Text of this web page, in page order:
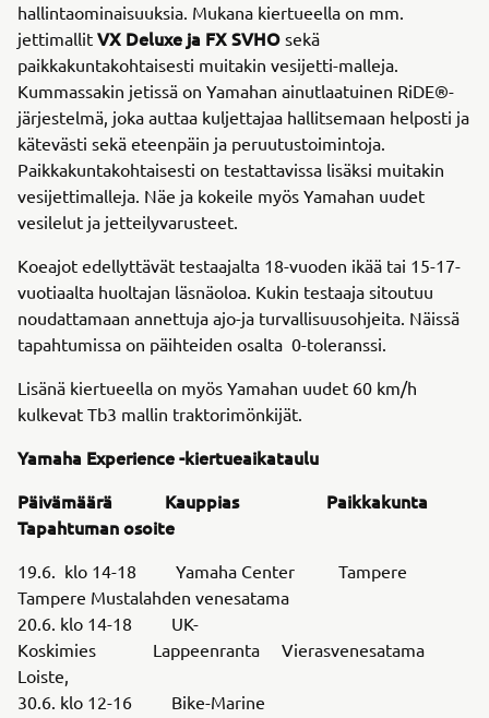
hallintaominaisuuksia. Mukana kiertueella on mm.
jettimallit VX Deluxe ja FX SVHO sekä
paikkakuntakohtaisesti muitakin vesijetti-malleja.
Kummassakin jetissä on Yamahan ainutlaatuinen RiDE®-
järjestelmä, joka auttaa kuljettajaa hallitsemaan helposti ja
kätevästi sekä eteenpäin ja peruutustoimintoja.
Paikkakuntakohtaisesti on testattavissa lisäksi muitakin
vesijettimalleja. Näe ja kokeile myös Yamahan uudet
vesilelut ja jetteilyvarusteet.
Koeajot edellyttävät testaajalta 18-vuoden ikää tai 15-17-
vuotiaalta huoltajan läsnäoloa. Kukin testaaja sitoutuu
noudattamaan annettuja ajo-ja turvallisuusohjeita. Näissä
tapahtumissa on päihteiden osalta 0-toleranssi.
Lisänä kiertueella on myös Yamahan uudet 60 km/h
kulkevat Tb3 mallin traktorimönkijät.
Yamaha Experience -kiertueaikataulu
Päivämäärä Kauppias
Paikkakunta
Tapahtuman osoite
19.6. klo 14-18 Yamaha Center Tampere
Tampere Mustalahden venesatama
20.6. klo 14-18 UK-
Koskimies Lappeenranta Vierasvenesatama
Loiste,
30.6. klo 12-16 Bike-Marine